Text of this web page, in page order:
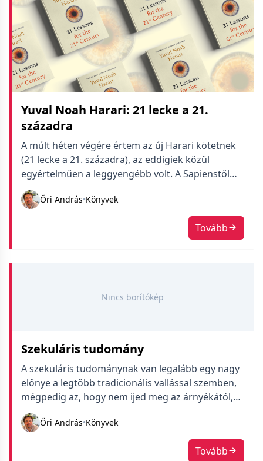
Yuval Noah Harari: 21 lecke a 21.
századra
A múlt héten végére értem az új Harari kötetnek
(21 lecke a 21. századra), az eddigiek közül
egyértelműen a leggyengébb volt. A Sapienstől
kezdve erős lejtmenet jellemzi szerintem Harari
írásait. A Sapiens jó volt, kifejezetten erős könyv,
amiben a tartalom meg a stílus egyben mozgott.
A Homo Deus még hozta a stílust, de tartalmában
Őri András•Könyvek
Tovább
Nincs borítókép
Szekuláris tudomány
A szekuláris tudománynak van legalább egy nagy
előnye a legtöbb tradicionális vallással szemben,
mégpedig az, hogy nem ijed meg az árnyékától,
és alapjában véve hajlandó beismerni hibáit és
vakfoltjait. Aki egy transzcendens hatalom által
feltárt abszolút igazságban hisz, az nem
engedheti meg magának, hogy hibákat ismerjen
Őri András•Könyvek
Tovább